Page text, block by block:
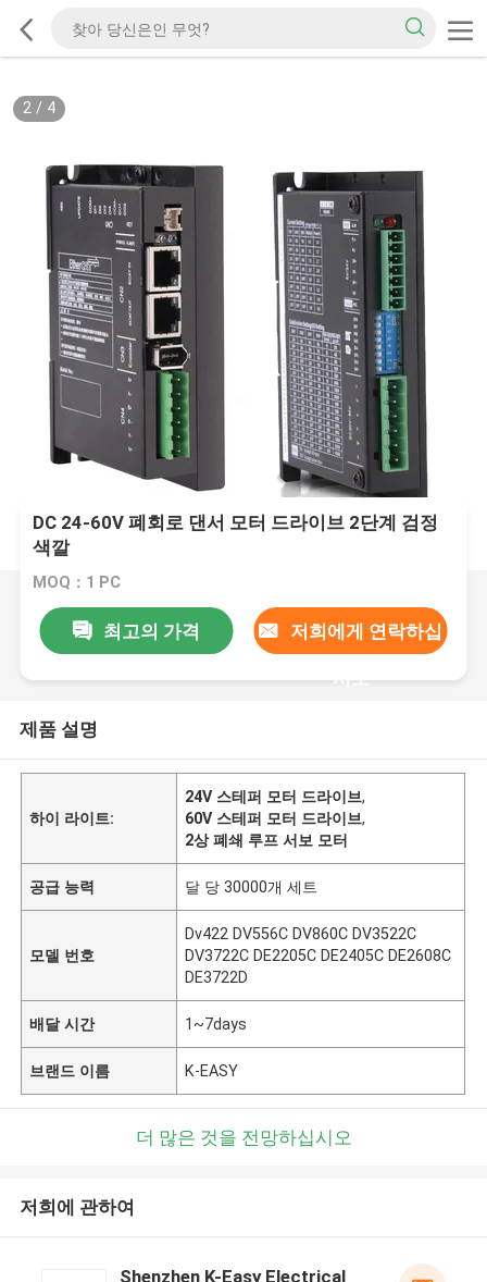
2/ 4
DC 24-60V 폐회로 댄서 모터 드라이브 2단계 검정
색깔
MOQ：1 PC
최고의 가격 저희에게 연락하십
시오
제품 설명
하이 라이트:
24V 스테퍼 모터 드라이브,
60V 스테퍼 모터 드라이브,
2상 폐쇄 루프 서보 모터
공급 능력 달 당 30000개 세트
모델 번호
Dv422 DV556C DV860C DV3522C
DV3722C DE2205C DE2405C DE2608C
DE3722D
배달 시간 1~7days
브랜드 이름 K-EASY
더 많은 것을 전망하십시오
저희에 관하여
Shenzhen K-Easy Electrical